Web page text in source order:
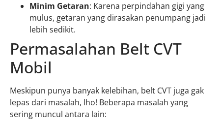
Minim Getaran: Karena perpindahan gigi yang
mulus, getaran yang dirasakan penumpang jadi
lebih sedikit.
Permasalahan Belt CVT
Mobil
Meskipun punya banyak kelebihan, belt CVT juga gak
lepas dari masalah, lho! Beberapa masalah yang
sering muncul antara lain: